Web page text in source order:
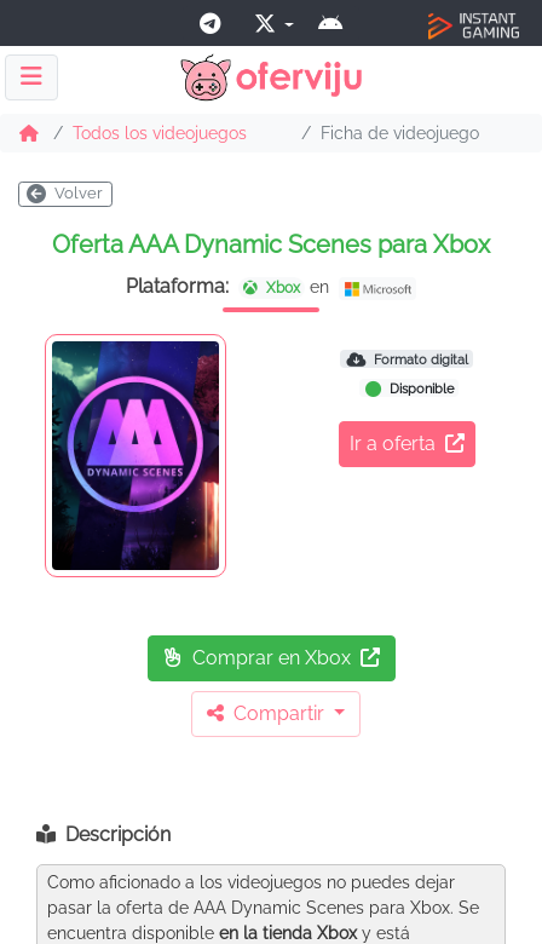
Todos los videojuegos Ficha de videojuego
Volver
Oferta AAA Dynamic Scenes para Xbox
Plataforma: Xbox en
Formato digital
Disponible
Ir a oferta
Comprar en Xbox
Compartir
Descripción
Como aficionado a los videojuegos no puedes dejar
pasar la oferta de AAA Dynamic Scenes para Xbox. Se
encuentra disponible en la tienda Xboxy está